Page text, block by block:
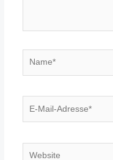
Mail-